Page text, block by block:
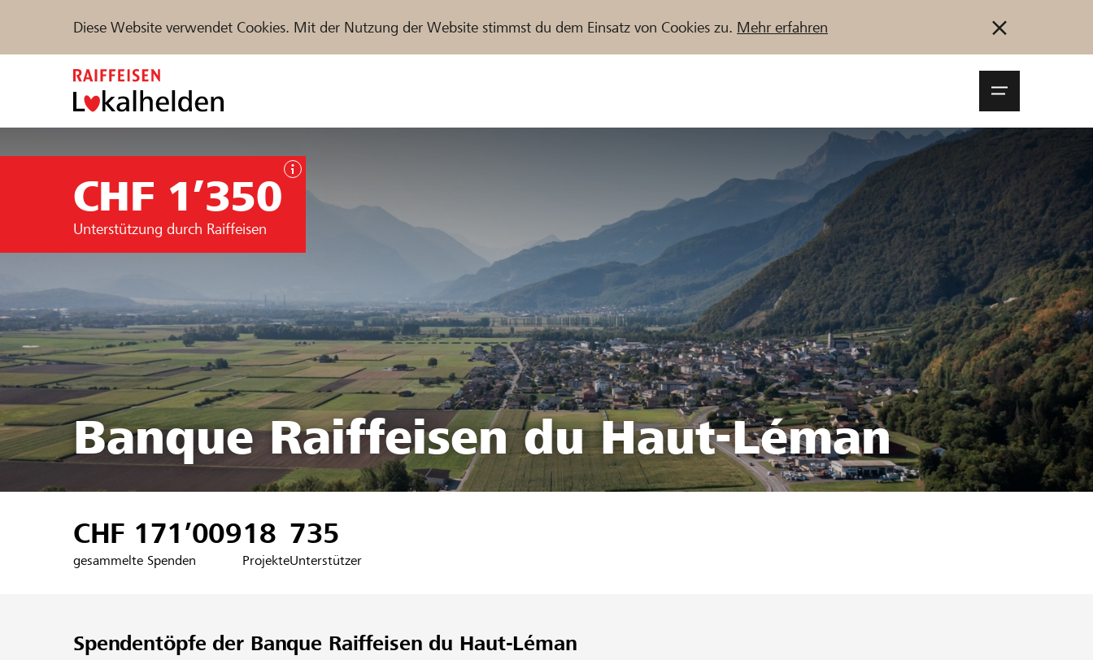
Diese Website verwendet Cookies. Mit der Nutzung der Website stimmst du dem Einsatz von Cookies zu. Mehr erfahren
Hilfe & Support Anmelden
Projekte und Organisationen finden Jetzt starten
IT
CHF 1’350
Unterstützung durch Raiffeisen
Banque Raiffeisen du Haut-Léman
CHF 171’009
gesammelte Spenden
18
Projekte
735
Unterstützer
Spendentöpfe der Banque Raiffeisen du Haut-Léman